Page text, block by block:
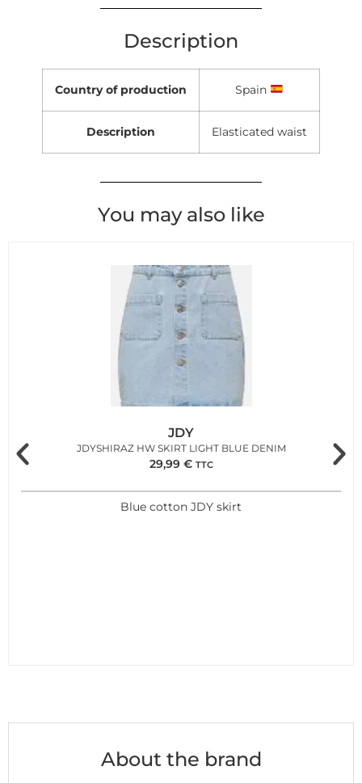
Description
Country of production Spain
Description Elasticated waist
You may also like
JDY
JDYSHIRAZ HW SKIRT LIGHT BLUE DENIM
29,99 € TTC
Blue cotton JDY skirt
About the brand